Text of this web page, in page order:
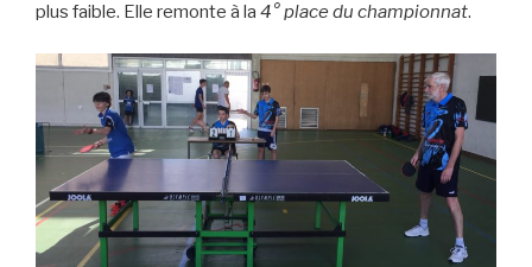
plus faible. Elle remonte à la 4° place du championnat.